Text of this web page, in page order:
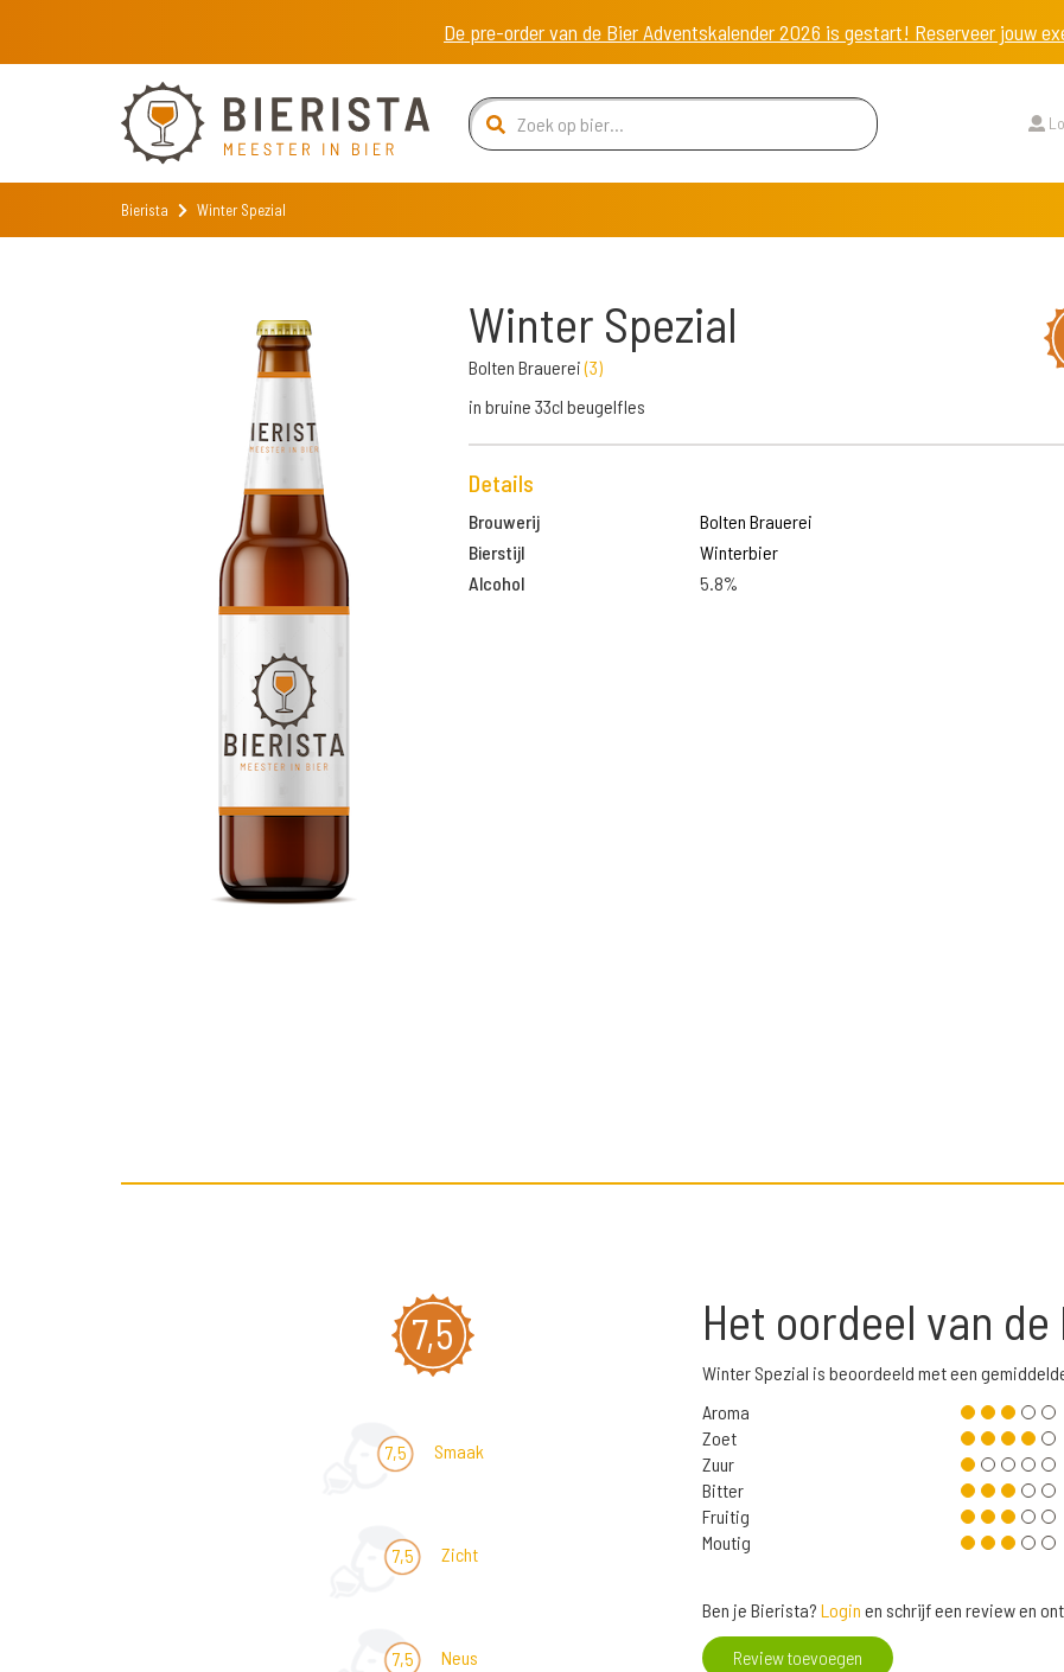
De pre-order van de Bier Adventskalender 2026 is gestart! Reserveer jouw
Bierista Winter Spezial
Winter Spezial
Bolten Brauerei(3)
in bruine 33cl beugelfles
Details
Brouwerij
Bolten Brauerei
Bierstijl
Winterbier
Alcohol
5.8%
7,5
7,5 Smaak
7,5 Zicht
7,5 Neus
Het oordeel van de
Winter Spezial is beoordeeld met een
Aroma
Zoet
Zuur
Bitter
Fruitig
Moutig
Ben je Bierista? Login en schrijf een review en
Review toevoegen